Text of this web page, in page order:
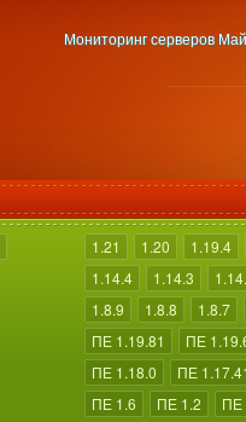
Мониторинг серверов
1.21 1.20 1.19.4
1.14.4
1.14.3
1.8.9
1.8.8 1.8.7
ПЕ 1.19.81
ПЕ
ПЕ 1.18.0
ПЕ
ПЕ 1.6
ПЕ 1.2 ПЕ